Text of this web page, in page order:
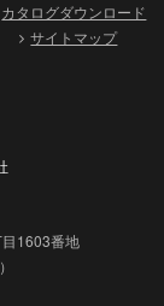
カタログダウンロード
サイトマップ
1603番地